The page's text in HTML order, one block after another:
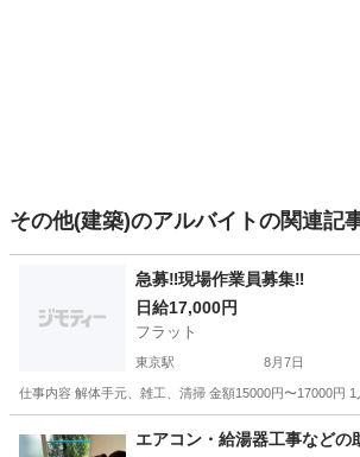
その他(建築)のアルバイトの関連記
急募‼️現場作業員募集‼️
日給17,000円
フラット
東京駅 8月7日
仕事内容 解体手元、雑工、清掃 金額15000円〜17000円
その他 現場作業員
エアコン・給湯器工事などの